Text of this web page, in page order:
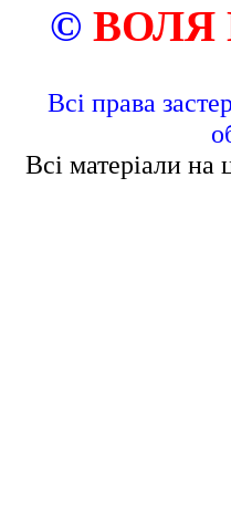
© ВОЛЯ
Всі права
Всі матеріали на